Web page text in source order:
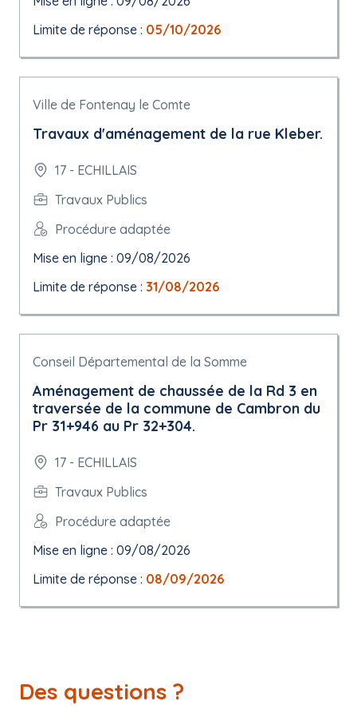
Limite de réponse : 05/10/2026
Ville de Fontenay le Comte
Travaux d'aménagement de la rue Kleber.
17 - ECHILLAIS
Travaux Publics
Procédure adaptée
Mise en ligne : 09/08/2026
Limite de réponse : 31/08/2026
Conseil Départemental de la Somme
Aménagement de chaussée de la Rd 3 en
traversée de la commune de Cambron du
Pr 31+946 au Pr 32+304.
17 - ECHILLAIS
Travaux Publics
Procédure adaptée
Mise en ligne : 09/08/2026
Limite de réponse : 08/09/2026
Des questions ?